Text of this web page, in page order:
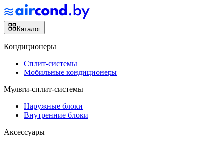
Каталог
Кондиционеры
Сплит-системы
Мобильные кондиционеры
Мульти-сплит-системы
Наружные блоки
Внутренние блоки
Аксессуары